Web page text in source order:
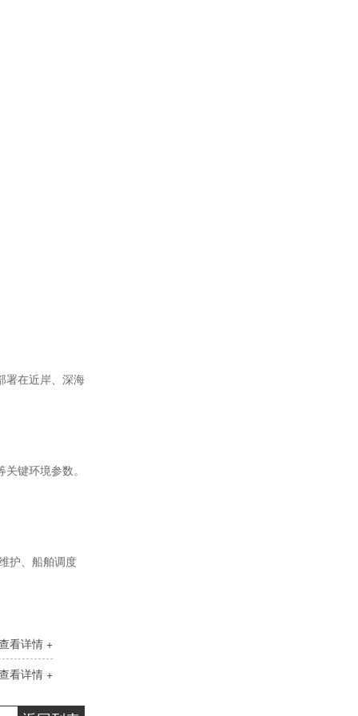
署在近岸、深海
键环境参数。
护、船舶调度
看详情 +
看详情 +